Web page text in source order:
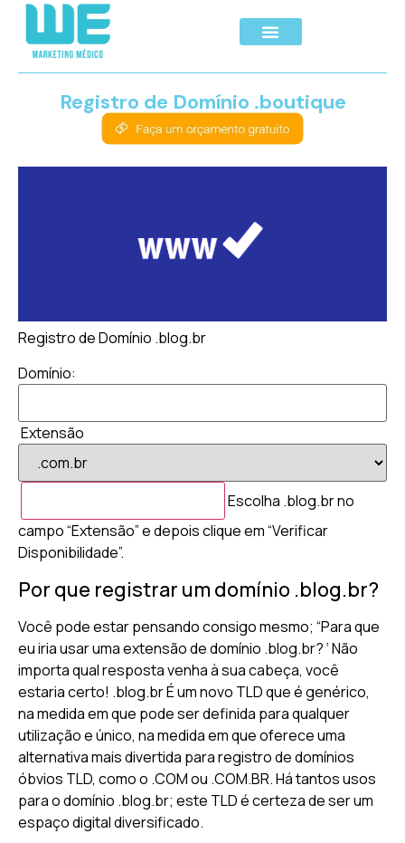
Registro de Domínio .boutique
Registro de Domínio .blog.br
Domínio:
Extensão
Escolha .blog.br no
campo “Extensão” e depois clique em “Verificar
Disponibilidade”.
Por que registrar um domínio .blog.br?
Você pode estar pensando consigo mesmo; “Para que
eu iria usar uma extensão de domínio .blog.br? ‘ Não
importa qual resposta venha à sua cabeça, você
estaria certo! .blog.br É um novo TLD que é genérico,
na medida em que pode ser definida para qualquer
utilização e único, na medida em que oferece uma
alternativa mais divertida para registro de domínios
óbvios TLD, como o .COM ou .COM.BR. Há tantos usos
para o domínio .blog.br; este TLD é certeza de ser um
espaço digital diversificado.